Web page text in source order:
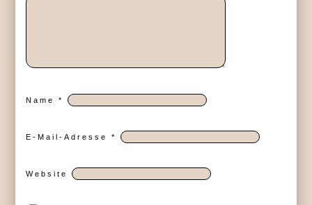
Name*
E-Mail-Adresse*
Website